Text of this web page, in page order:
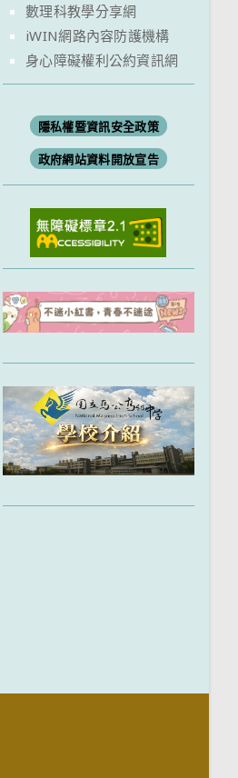
數理科教學分享網
iWIN網路內容防護機構
身心障礙權利公約資訊網
隱私權暨資訊安全政策
政府網站資料開放宣告